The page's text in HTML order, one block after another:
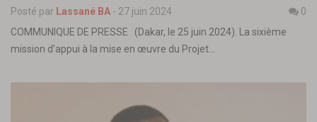
Posté par Lassané BA - 27 juin 2024
0
COMMUNIQUE DE PRESSE (Dakar, le 25 juin 2024). La sixième
mission d’appui à la mise en œuvre du Projet…